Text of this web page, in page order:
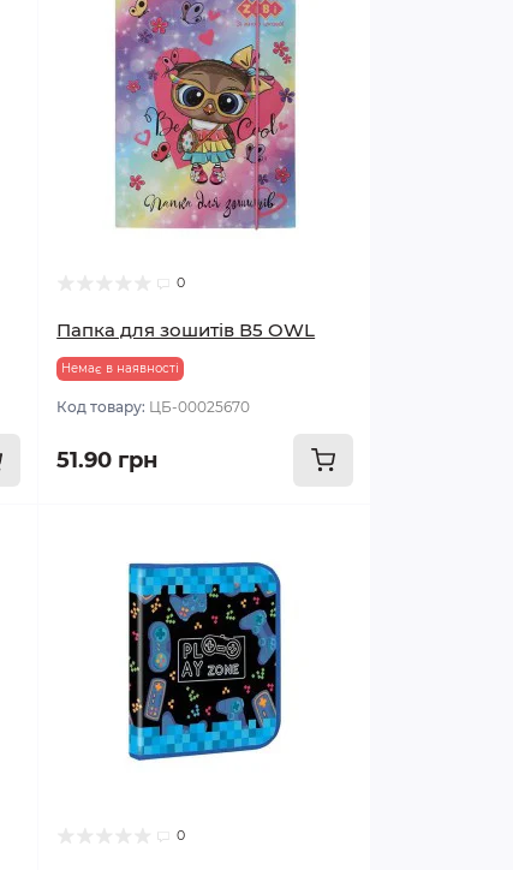
0
Папка для зошитів В5 OWL
Немає в наявності
Код товару: ЦБ-00025670
51.90 грн
0